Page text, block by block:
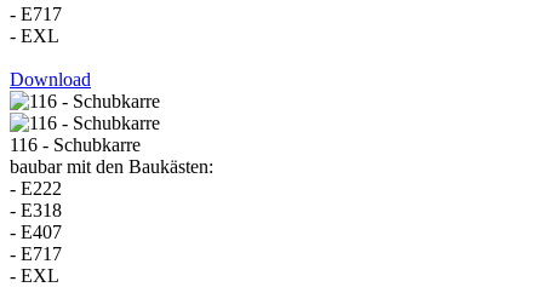
- E717
- EXL
Download
116 - Schubkarre
baubar mit den Baukästen:
- E222
- E318
- E407
- E717
- EXL